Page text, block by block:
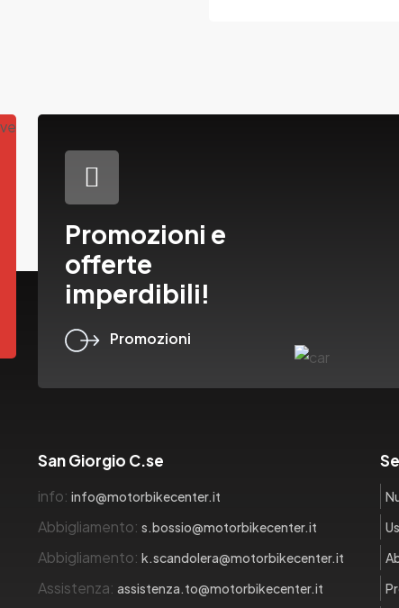
Promozioni e
offerte
imperdibili!
Promozioni
San Giorgio C.se
info: info@motorbikecenter.it
Abbigliamento: s.bossio@motorbikecenter.it
Abbigliamento: k.scandolera@motorbikecenter.it
Assistenza: assistenza.to@motorbikecenter.it